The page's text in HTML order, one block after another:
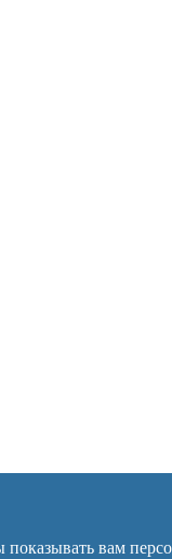
вам